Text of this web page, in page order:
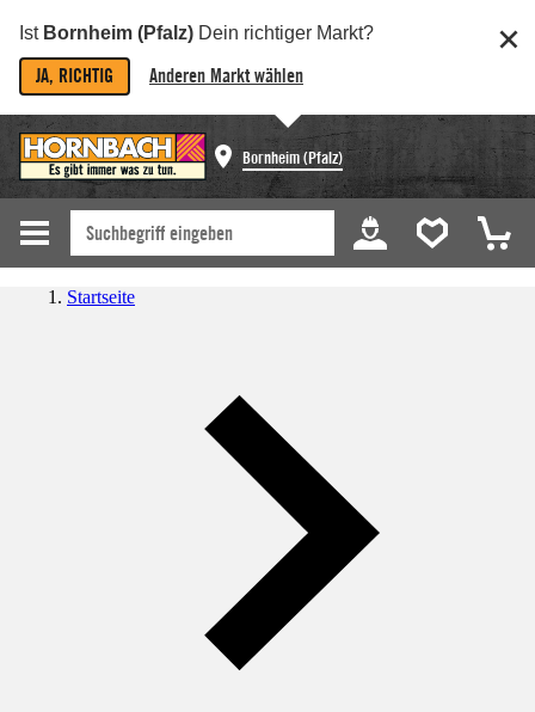
Ist Bornheim (Pfalz) Dein richtiger Markt?
JA, RICHTIG Anderen Markt wählen
Bornheim (Pfalz)
Startseite